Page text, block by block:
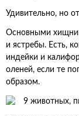
Удивительно, но
Основными
и ястребы. Есть,
индейки и
оленей, если те
образом.